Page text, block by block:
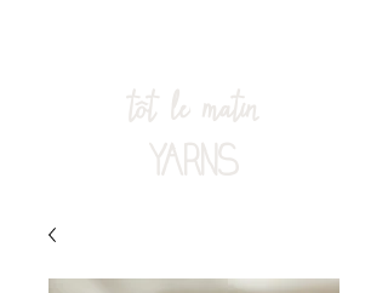
tôt le matin
YARNS